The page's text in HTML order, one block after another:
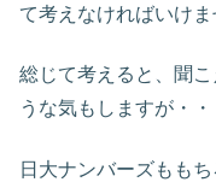
て考えなければいけま
総じて考えると、聞
うな気もしますが・・
日大ナンバーズもも